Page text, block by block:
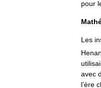
pour
Les
Henan
avec
l’ère